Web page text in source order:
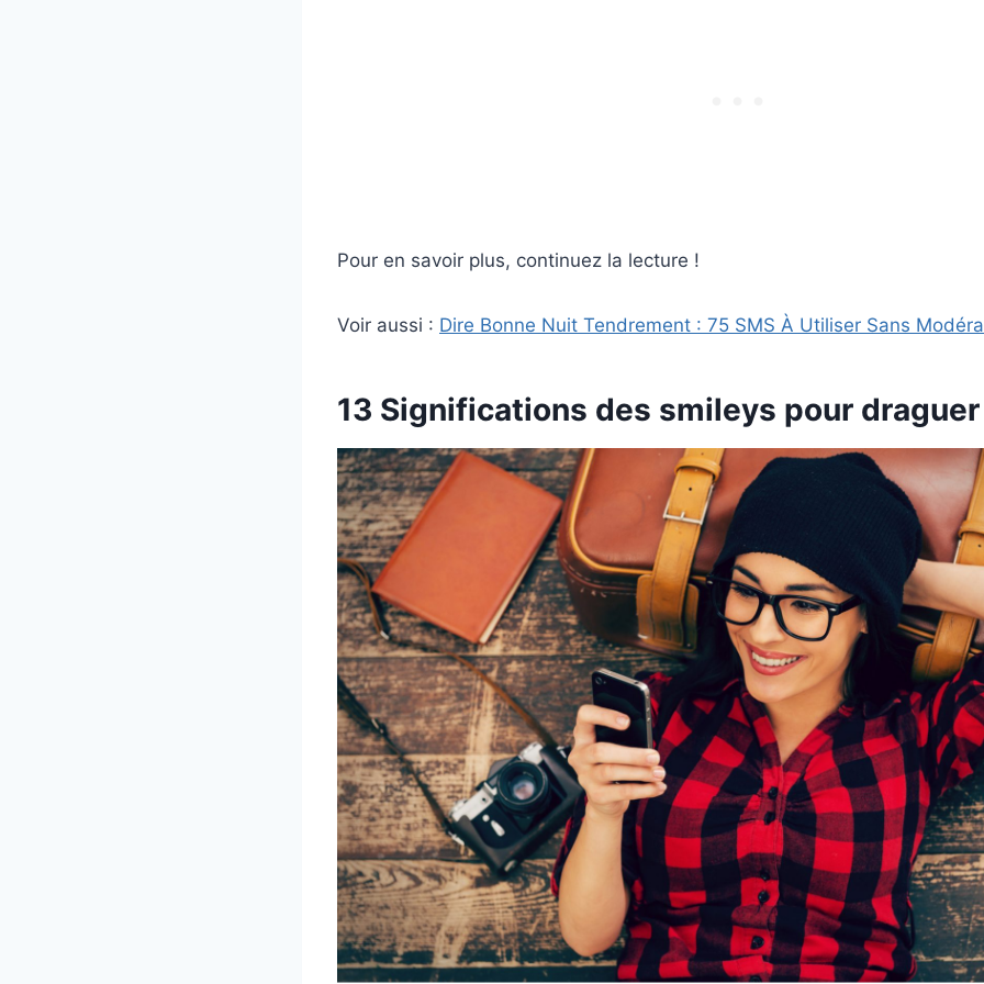
Pour en savoir plus, continuez la lecture !
Voir aussi : Dire Bonne Nuit Tendrement : 75 SMS À Utiliser Sans
13 Significations des smileys pour draguer